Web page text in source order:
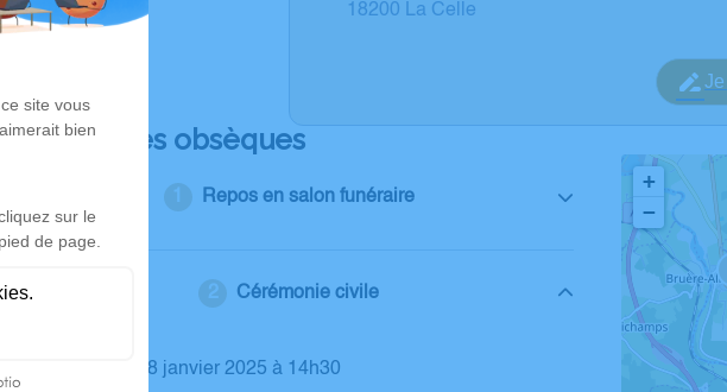
18200 La Celle
Déroulé des obsèques
Repos en salon funéraire
Cérémonie civile
Le mardi 28 janvier 2025 à 14h30
+
−